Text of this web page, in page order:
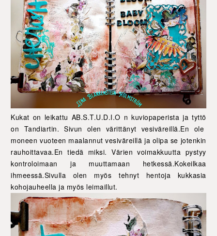
Kukat on leikattu AB.S.T.U.D.I.O n kuviopaperista ja tyttö
on Tandiartin. Sivun olen värittänyt vesiväreillä.En ole
moneen vuoteen maalannut vesiväreillä ja olipa se jotenkin
rauhoittavaa.En tiedä miksi. Värien voimakkuutta pystyy
kontroloimaan ja muuttamaan hetkessä.Kokeilkaa
ihmeessä.Sivulla olen myös tehnyt hentoja kukkasia
kohojauheella ja myös leimaillut.